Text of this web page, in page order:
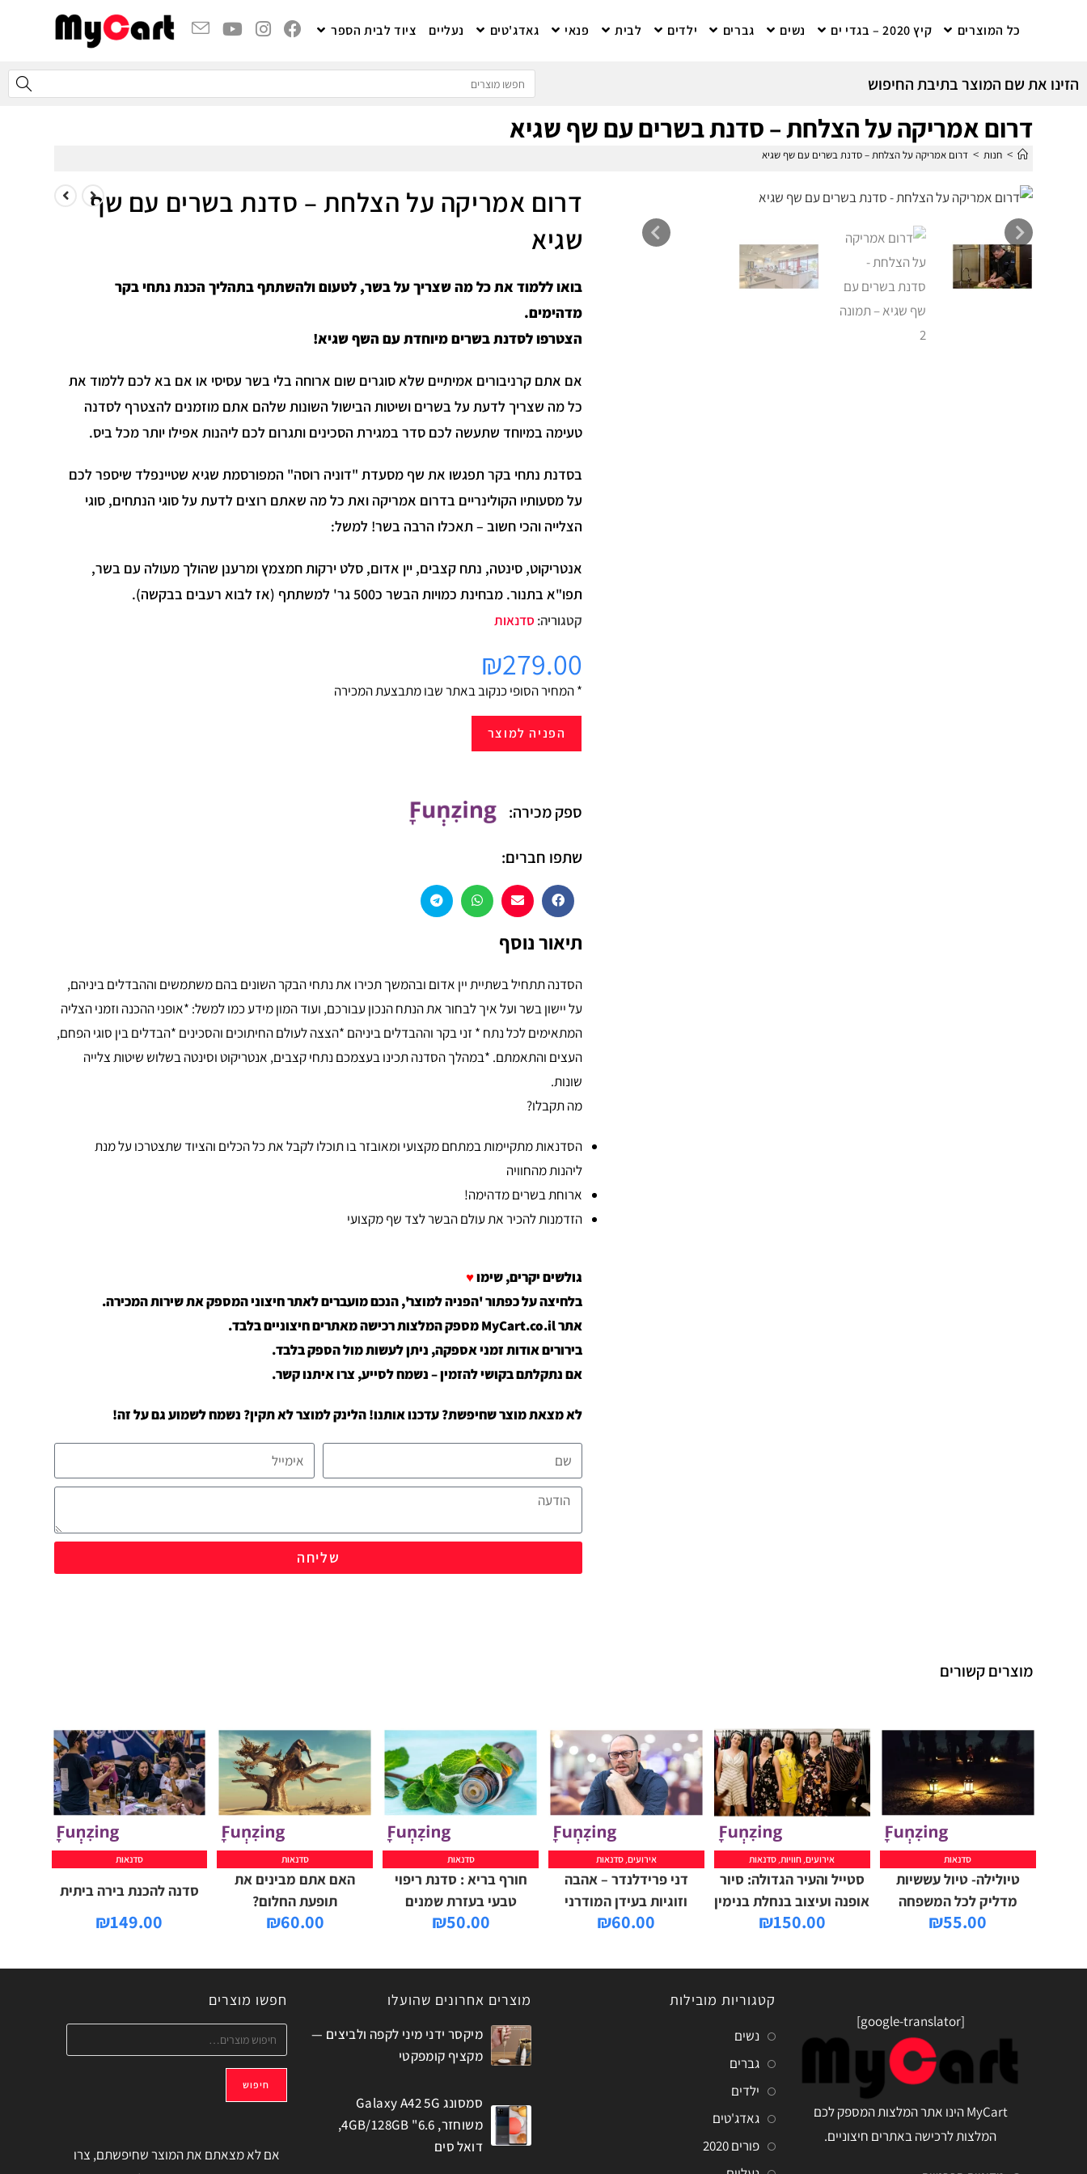
כל המוצרים קיץ 2020 – בגדי ים נשים גברים ילדים לבית פנאי גאדג'טים נעליים ציוד לבית הספר
הזינו את שם המוצר בתיבת החיפוש
דרום אמריקה על הצלחת – סדנת בשרים עם שף שגיא
> חנות > דרום אמריקה על הצלחת – סדנת בשרים עם שף שגיא
דרום אמריקה על הצלחת – סדנת בשרים עם שף
שגיא
בואו ללמוד את כל מה שצריך על בשר, לטעום ולהשתתף בתהליך הכנת נתחי בקר
מדהימים.
הצטרפו לסדנת בשרים מיוחדת עם השף שגיא!
אם אתם קרניבורים אמיתיים שלא סוגרים שום ארוחה בלי בשר עסיסי או אם בא לכם ללמוד את
כל מה שצריך לדעת על בשרים ושיטות הבישול השונות שלהם אתם מוזמנים להצטרף לסדנה
טעימה במיוחד שתעשה לכם סדר במגירת הסכינים ותגרום לכם ליהנות אפילו יותר מכל ביס.
בסדנת נתחי בקר תפגשו את שף מסעדת "דוניה רוסה" המפורסמת שגיא שטיינפלד שיספר לכם
על מסעותיו הקולינריים בדרום אמריקה ואת כל מה שאתם רוצים לדעת על סוגי הנתחים, סוגי
הצלייה והכי חשוב – תאכלו הרבה בשר! למשל:
אנטריקוט, סינטה, נתח קצבים, יין אדום, סלט ירקות חמצמץ ומרענן שהולך מעולה עם בשר,
תפו"א בתנור. מבחינת כמויות הבשר כ500 גר' למשתתף (אז לבוא רעבים בבקשה).
קטגוריה: סדנאות
₪279.00
* המחיר הסופי כנקוב באתר שבו מתבצעת המכירה
הפניה למוצר
ספק מכירה:
שתפו חברים:
תיאור נוסף
הסדנה תתחיל בשתיית יין אדום ובהמשך תכירו את נתחי הבקר השונים בהם משתמשים וההבדלים ביניהם,
על יישון בשר ועל איך לבחור את הנתח הנכון עבורכם, ועוד המון מידע כמו למשל: *אופני ההכנה וזמני הצליה
המתאימים לכל נתח * זני בקר וההבדלים ביניהם *הצצה לעולם החיתוכים והסכינים *הבדלים בין סוגי הפחם,
העצים והתאמתם. *במהלך הסדנה תכינו בעצמכם נתחי קצבים, אנטריקוט וסינטה בשלוש שיטות צלייה
שונות.
מה תקבלו?
הסדנאות מתקיימות במתחם מקצועי ומאובזר בו תוכלו לקבל את כל הכלים והציוד שתצטרכו על מנת
ליהנות מהחוויה
ארוחת בשרים מדהימה!
הזדמנות להכיר את עולם הבשר לצד שף מקצועי
גולשים יקרים, שימו♥
בלחיצה על כפתור 'הפניה למוצר', הנכם מועברים לאתר חיצוני המספק את שירות המכירה.
אתר MyCart.co.il מספק המלצות רכישה מאתרים חיצוניים בלבד.
בירורים אודות זמני אספקה, ניתן לעשות מול הספק בלבד.
אם נתקלתם בקושי להזמין – נשמח לסייע, צרו איתנו קשר.
לא מצאת מוצר שחיפשת? עדכנו אותנו! הלינק למוצר לא תקין? נשמח לשמוע גם על זה!
שליחה
מוצרים קשורים
סדנאות
טיולילה- טיול עששיות
מדליק לכל המשפחה
₪55.00
אירועים, חוויות סדנאות
סטייל והעיר הגדולה: סיור
אופנה ועיצוב בנחלת בנימין
₪150.00
אירועים ,סדנאות
דני פרידלנדר – אהבה
וזוגיות בעידן המודרני
₪60.00
סדנאות
חורף בריא : סדנת ריפוי
טבעי בעזרת שמנים
₪50.00
סדנאות
האם אתם מבינים את
תופעת החלום?
₪60.00
סדנאות
סדנה להכנת בירה ביתית
₪149.00
[google-translator]
MyCart הינו אתר המלצות המספק לכם
המלצות לרכישה באתרים חיצוניים.
קטגוריות מובילות
נשים
גברים
ילדים
גאדג'טים
פורים 2020
מוצרים אחרונים שהועלו
מיקסר ידני מיני לקפה ולביצים —
מקציף קומפקטי
סמסונג Galaxy A42 5G
משוחזר, 6.6" 4GB/128GB,
דואל סים
חפשו מוצרים
חיפוש
אם לא מצאתם את המוצר שחיפשתם, צרו